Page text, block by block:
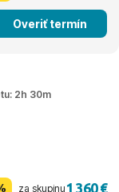
Overiť termín
2h 30m
za skupinu1 360 €